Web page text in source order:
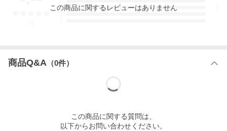
3
この商品に関するレビューはありません
商品Q&A （0件）
この商品に関する質問は、
以下からお問い合わせください。